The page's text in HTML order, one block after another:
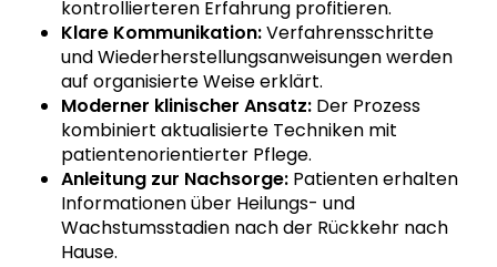
kontrollierteren Erfahrung profitieren.
Klare Kommunikation:Verfahrensschritte
und Wiederherstellungsanweisungen werden
auf organisierte Weise erklärt.
Moderner klinischer Ansatz: Der Prozess
kombiniert aktualisierte Techniken mit
patientenorientierter Pflege.
Anleitung zur Nachsorge: Patienten erhalten
Informationen über Heilungs- und
Wachstumsstadien nach der Rückkehr nach
Hause.